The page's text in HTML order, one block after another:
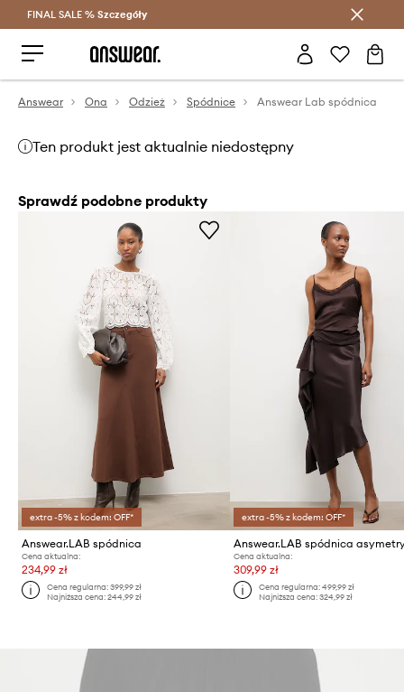
Oszczędzaj z Answear Club >
FINAL SALE % Szczegóły
Answear Ona Odzież Spódnice Answear Lab spódnica
Ten produkt jest aktualnie niedostępny
Sprawdź podobne produkty
extra -5% z kodem: OFF*
Answear.LAB spódnica
Cena aktualna:
234,99 zł
Cena regularna:399,99 zł
Najniższa cena:244,99 zł
extra -5% z kodem: OFF*
Cena aktualna:
309,99 zł
Cena regularna: 499,99 zł
Najniższa cena: 324,99 zł